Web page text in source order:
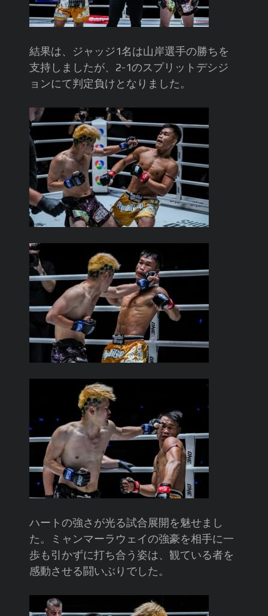
結果は、ジャッジ1名は山岸選手の勝ちを
支持しましたが、2-1のスプリットデシジ
ョンにて判定負けとなりました。
ハートの強さが光る試合展開を魅せまし
た。ミャンマーラウェイの強豪を相手に一
歩も引かずに打ち合う姿は、観ている者を
感動させる闘いぶりでした。